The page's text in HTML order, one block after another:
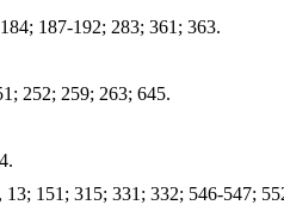
187-192; 283; 361; 363.
252; 259; 263; 645.
13; 151; 315; 331; 332; 546-547;